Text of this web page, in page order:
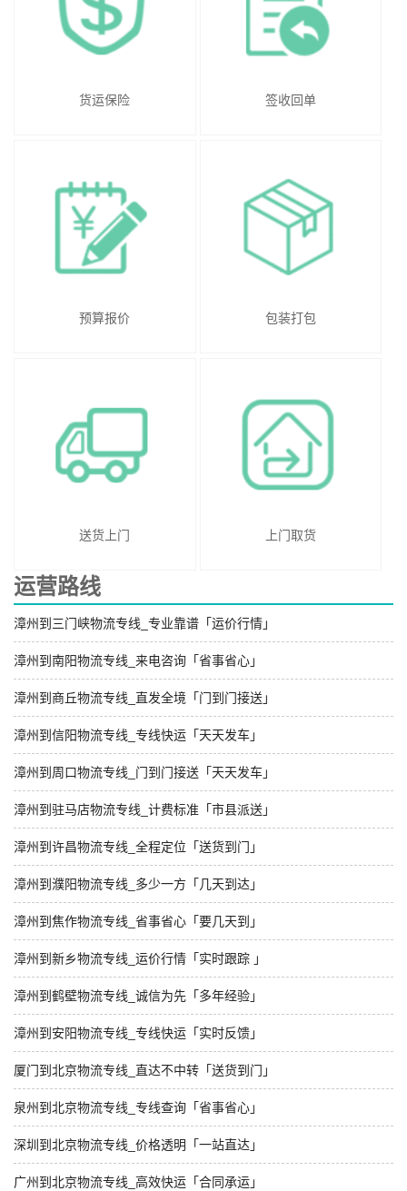
货运保险 签收回单
预算报价 包装打包
送货上门 上门取货
运营路线
漳州到三门峡物流专线_专业靠谱「运价行情」
漳州到南阳物流专线_来电咨询「省事省心」
漳州到商丘物流专线_直发全境「门到门接送」
漳州到信阳物流专线_专线快运「天天发车」
漳州到周口物流专线_门到门接送「天天发车」
漳州到驻马店物流专线_计费标准「市县派送」
漳州到许昌物流专线_全程定位「送货到门」
漳州到濮阳物流专线_多少一方「几天到达」
漳州到焦作物流专线_省事省心「要几天到」
漳州到新乡物流专线_运价行情「实时跟踪 」
漳州到鹤壁物流专线_诚信为先「多年经验」
漳州到安阳物流专线_专线快运「实时反馈」
厦门到北京物流专线_直达不中转「送货到门」
泉州到北京物流专线_专线查询「省事省心」
深圳到北京物流专线_价格透明「一站直达」
广州到北京物流专线_高效快运「合同承运」